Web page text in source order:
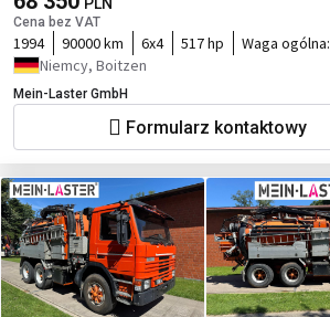
Cena bez VAT
1994 90000 km 6x4 517 hp Waga ogólna:
Niemcy, Boitzen
Mein-Laster GmbH
Formularz kontaktowy